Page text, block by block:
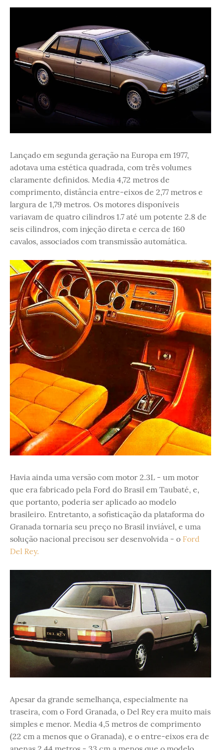
Lançado em segunda geração na Europa em 1977,
adotava uma estética quadrada, com três volumes
claramente definidos. Media 4,72 metros de
comprimento, distância entre-eixos de 2,77 metros e
largura de 1,79 metros. Os motores disponíveis
variavam de quatro cilindros 1.7 até um potente 2.8 de
seis cilindros, com injeção direta e cerca de 160
cavalos, associados com transmissão automática.
Havia ainda uma versão com motor 2.3L - um motor
que era fabricado pela Ford do Brasil em Taubaté, e,
que portanto, poderia ser aplicado ao modelo
brasileiro. Entretanto, a sofisticação da plataforma do
Granada tornaria seu preço no Brasil inviável, e uma
solução nacional precisou ser desenvolvida - o Ford
Del Rey.
Apesar da grande semelhança, especialmente na
traseira, com o Ford Granada, o Del Rey era muito mais
simples e menor. Media 4,5 metros de comprimento
(22 cm a menos que o Granada), e o entre-eixos era de